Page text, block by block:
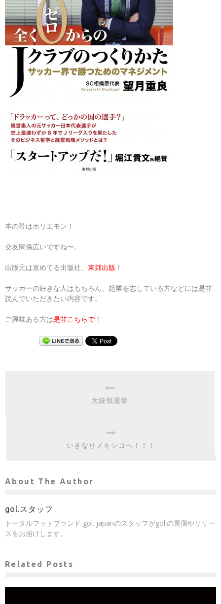
本の帯はホリエモン！
交友関係広いですね〜。
出版元は攻めてる出版社、 東邦出版 ！
サッカーの好きな人はもちろん、起業を志している方などには是非
読んでいただきたい内容です。
ご興味ある方は是非こちらで ！
大統領選挙
いきなりメキシコへ！！！
About The Author
gol.スタッフ
トータルフットブランド gol. japanのスタッフがgol.の裏側やリリー
スをお届けします。
Related Posts